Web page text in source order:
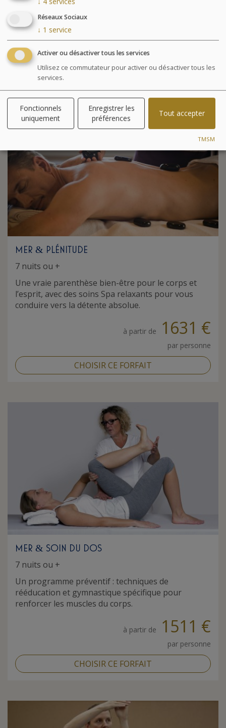
mobilité et souplesse.
CHOISIR CE FORFAIT
MER & PLÉNITUDE
7 nuits ou +
Une vraie parenthèse bien-être pour le corps et
l’esprit, avec des soins Spa relaxants pour vous
conduire vers la détente absolue.
à partir de 1631 €
par personne
CHOISIR CE FORFAIT
MER & SOIN DU DOS
7 nuits ou +
Un programme préventif : techniques de
rééducation et gymnastique spécifique pour
renforcer les muscles du corps.
à partir de 1511 €
par personne
CHOISIR CE FORFAIT
Réseaux Sociaux
↓ 1 service
Activer ou désactiver tous les services
Utilisez ce commutateur pour activer ou désactiver tous les
services.
Fonctionnels
uniquement
Enregistrer les
préférences
Tout accepter
TMSM